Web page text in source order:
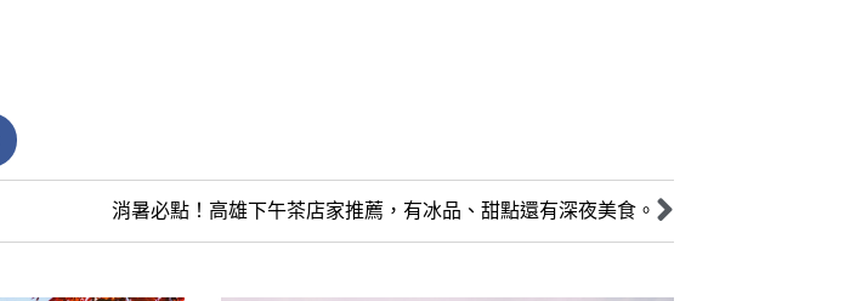
消暑必點！高雄下午茶店家推薦，有冰品、甜點還有深夜美食。